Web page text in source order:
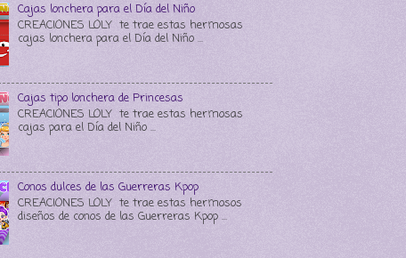
Cajas lonchera para el Día del Niño
CREACIONES LOLY te trae estas hermosas
cajas lonchera para el Día del Niño ...
Cajas tipo lonchera de Princesas
CREACIONES LOLY te trae estas hermosas
cajas para el Día del Niño ...
Conos dulces de las Guerreras Kpop
CREACIONES LOLY te trae estas hermosos
diseños de conos de las Guerreras Kpop ...